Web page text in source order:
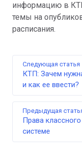
информацию в
темы на
расписания.
Предыдущая
Права
системе
Следующая статья
КТП: Зачем
и как ее ввести?